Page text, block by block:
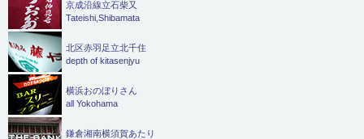
京成沿線立石柴又
Tateishi,Shibamata
北区赤羽足立北千住
depth of kitasenjyu
横浜おのぼりさん
all Yokohama
鎌倉湘南横須賀あたり